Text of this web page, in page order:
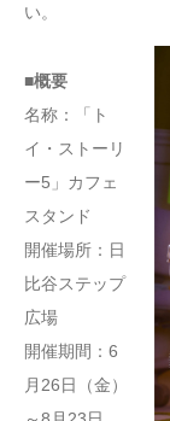
い。
■概要
名称：「ト
イ・ストーリ
ー5」カフェ
スタンド
開催場所：日
比谷ステップ
広場
開催期間：6
月26日（金）